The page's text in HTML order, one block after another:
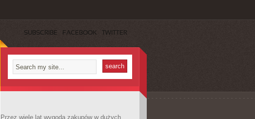
SUBSCRIBE FACEBOOK TWITTER
Przez wiele lat wygoda zakupów w dużych